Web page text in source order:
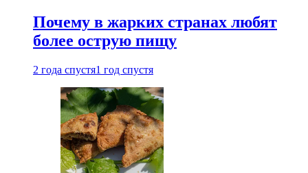
Почему в жарких странах любят
более острую пищу
2 года спустя1 год спустя